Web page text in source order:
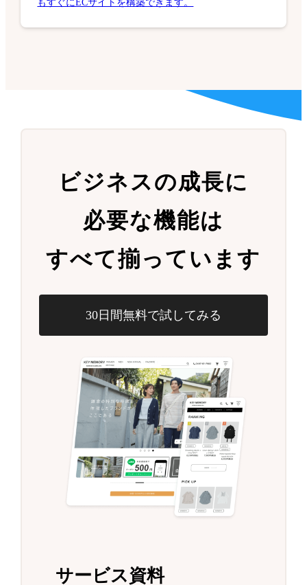
もすぐにECサイトを構築できます。
ビジネスの成長に
必要な機能は
すべて揃っています
30日間無料で試してみる
サービス資料